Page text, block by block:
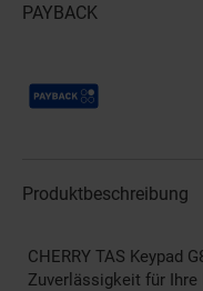
PAYBACK
Payback Punkte
Produktbeschreibung
CHERRY TAS Keypad
Zuverlässigkeit für Ihre